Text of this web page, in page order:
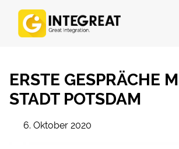
ERSTE GESPRÄCHE
STADT POTSDAM
6. Oktober 2020